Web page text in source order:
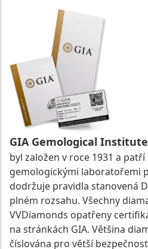
GIA Gemological
byl založen v roce 1931 a
gemologickými laboratořemi
dodržuje pravidla stanovená
plném rozsahu. Všechny
VVDiamonds opatřeny
na stránkách GIA. Většina
číslována pro větší